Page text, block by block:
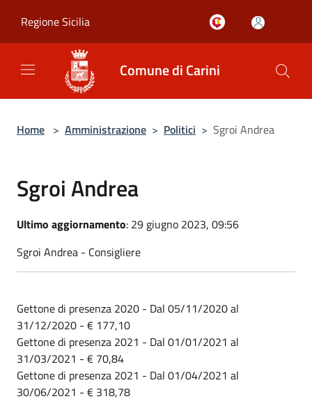
Regione Sicilia
Comune di Carini
Home > Amministrazione > Politici > Sgroi Andrea
Sgroi Andrea
Ultimo aggiornamento: 29 giugno 2023, 09:56
Sgroi Andrea - Consigliere
Gettone di presenza 2020 - Dal 05/11/2020 al
31/12/2020 - € 177,10
Gettone di presenza 2021 - Dal 01/01/2021 al
31/03/2021 - € 70,84
Gettone di presenza 2021 - Dal 01/04/2021 al
30/06/2021 - € 318,78